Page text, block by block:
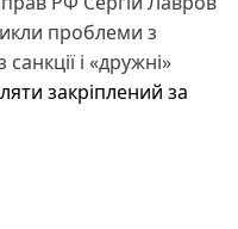
проблеми з
і «дружні»
закріплений за